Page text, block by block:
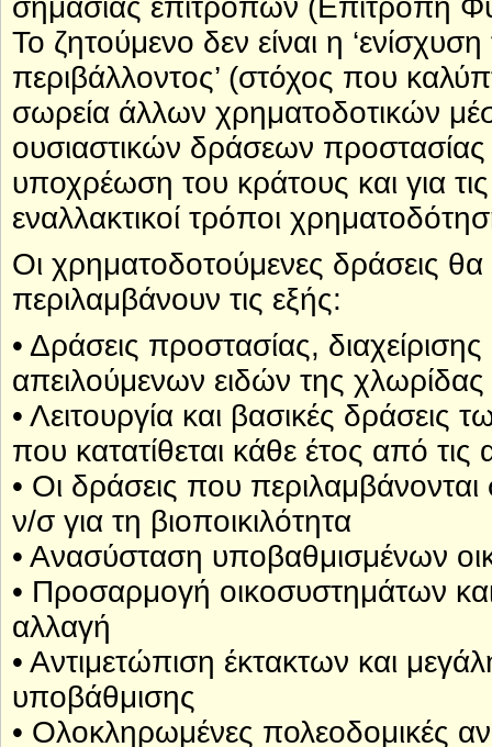
σημασίας επιτροπών (Επιτροπή
Το ζητούμενο δεν είναι η
περιβάλλοντος’ (στόχος που
σωρεία άλλων χρηματοδοτικών
ουσιαστικών δράσεων
υποχρέωση του κράτους και για
εναλλακτικοί τρόποι
Οι χρηματοδοτούμενες δράσεις
περιλαμβάνουν τις εξής:
• Δράσεις προστασίας,
απειλούμενων ειδών της χλωρίδας
• Λειτουργία και βασικές δράσεις
που κατατίθεται κάθε έτος από
• Οι δράσεις που
ν/σ για τη βιοποικιλότητα
• Ανασύσταση υποβαθμισμένων
• Προσαρμογή οικοσυστημάτων
αλλαγή
• Αντιμετώπιση έκτακτων και
υποβάθμισης
• Ολοκληρωμένες πολεοδομικές